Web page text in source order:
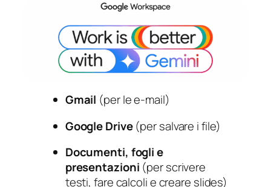
Gmail (per le e-mail)
Google Drive(per salvare i file)
Documenti, fogli e
presentazioni (per scrivere
testi, fare calcoli e creare slides)